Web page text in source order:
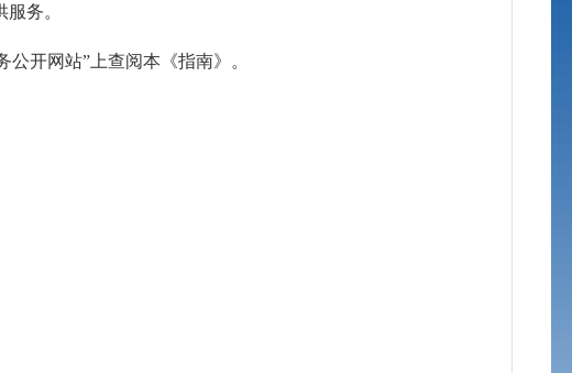
务。
开网站”上查阅本《指南》。